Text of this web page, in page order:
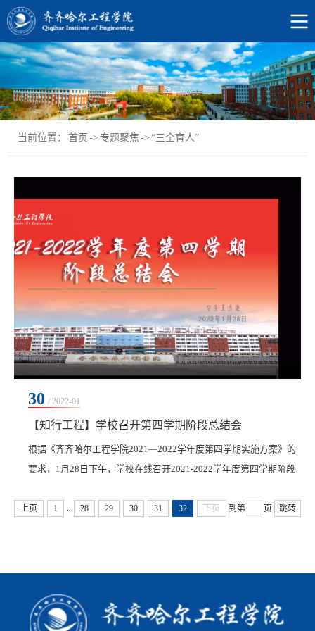
当前位置： 首页 -> 专题聚焦 -> “三全育人”
30 / 2022-01
【知行工程】学校召开第四学期阶段总结会
根据《齐齐哈尔工程学院2021—2022学年度第四学期实施方案》的
要求，1月28日下午，学校在线召开2021-2022学年度第四学期阶段
电工程系主任郭磊、信息工程...
上页 1 28 29 30 31 32 下页 到第 页 跳转